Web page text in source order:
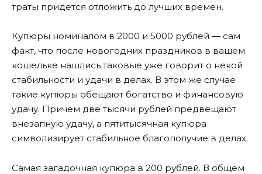
траты придется отложить до лучших времен.
Купюры номиналом в 2000 и 5000 рублей — сам
факт, что после новогодних праздников в вашем
кошельке нашлись таковые уже говорит о некой
стабильности и удачи в делах. В этом же случае
такие купюры обещают богатство и финансовую
удачу. Причем две тысячи рублей предвещают
внезапную удачу, а пятитысячная купюра
символизирует стабильное благополучие в делах.
Самая загадочная купюра в 200 рублей. В общем